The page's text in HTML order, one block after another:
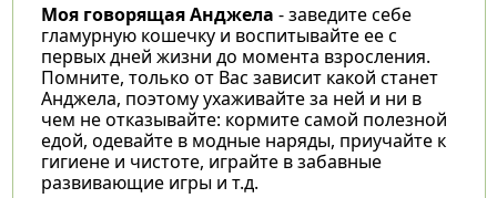
Моя говорящая Анджела - заведите себе
гламурную кошечку и воспитывайте ее с
первых дней жизни до момента взросления.
Помните, только от Вас зависит какой станет
Анджела, поэтому ухаживайте за ней и ни в
чем не отказывайте: кормите самой полезной
едой, одевайте в модные наряды, приучайте к
гигиене и чистоте, играйте в забавные
развивающие игры и т.д.